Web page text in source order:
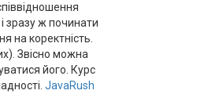
зразу ж починати
на коректність.
Звісно можна
його. Курс
JavaRush